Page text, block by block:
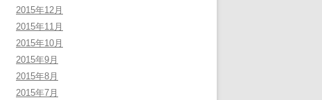
2015年12月
2015年11月
2015年10月
2015年9月
2015年8月
2015年7月